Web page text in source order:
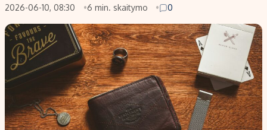
2026-06-10, 08:30
6 min. skaitymo 0